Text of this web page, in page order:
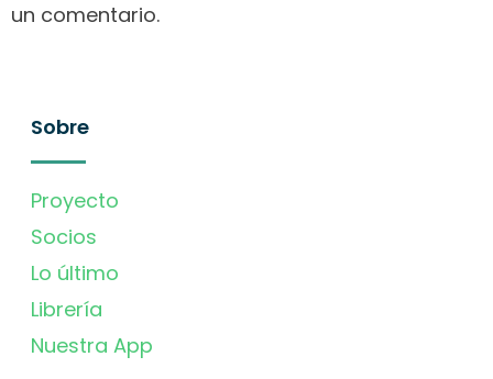
un comentario.
Sobre
Proyecto
Socios
Lo último
Librería
Nuestra App